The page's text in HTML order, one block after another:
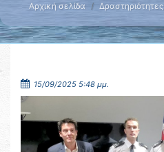
Αρχική σελίδα Δραστηριότητες
15/09/2025 5:48 μμ.